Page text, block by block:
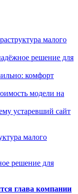
малого
решение для
комфорт
модели на
устаревший сайт
малого
решение для
глава компании